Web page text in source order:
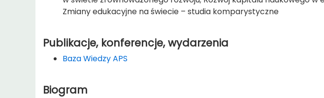
Zmiany edukacyjne na świecie – studia komparystyczne
Publikacje, konferencje, wydarzenia
Baza Wiedzy APS
Biogram